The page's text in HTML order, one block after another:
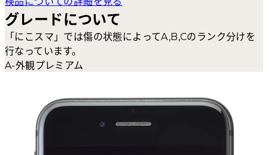
グレードについて
「にこスマ」では傷の状態によってA,B,Cのランク分けを
行なっています。
A-外観プレミアム